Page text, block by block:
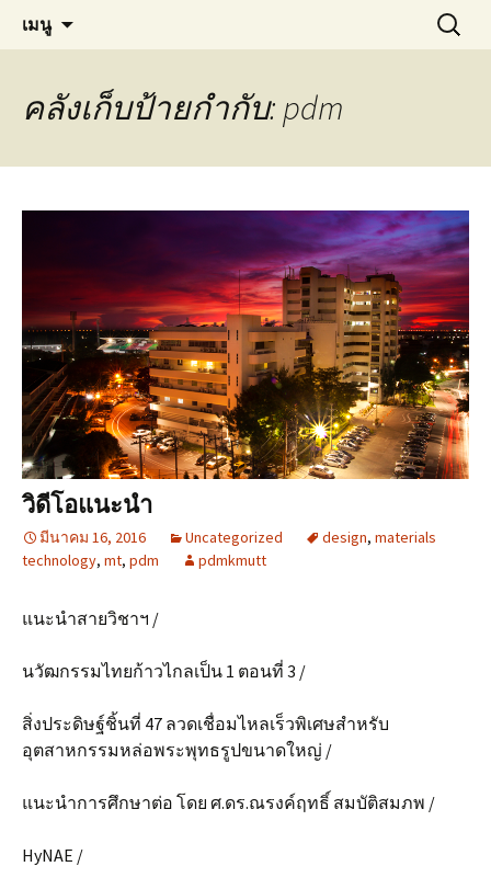
MT KMUTT
Materials Technology, KMUTT
เมนู
ค้นหา
สำหรับ:
คลังเก็บป้ายกำกับ: pdm
วิดีโอแนะนำ
มีนาคม 16, 2016 Uncategorized design, materials
technology, mt, pdm pdmkmutt
แนะนำสายวิชาฯ /
นวัฒกรรมไทยก้าวไกลเป็น 1 ตอนที่ 3 /
สิ่งประดิษฐ์ชิ้นที่ 47 ลวดเชื่อมไหลเร็วพิเศษสำหรับ
อุตสาหกรรมหล่อพระพุทธรูปขนาดใหญ่ /
แนะนำการศึกษาต่อ โดย ศ.ดร.ณรงค์ฤทธิ์ สมบัติสมภพ /
HyNAE /